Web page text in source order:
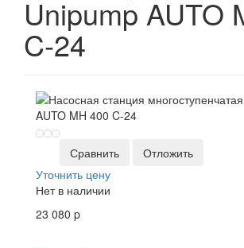
Unipump AUTO
C-24
Сравнить
Отложить
Уточнить цену
Нет в наличии
23 080 p